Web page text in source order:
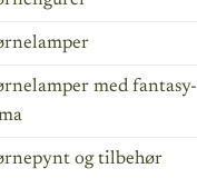
med fantasy-
og tilbehør